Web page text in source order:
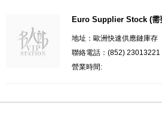
Euro Supplier Stock (需
地址：歐洲快速供應鏈庫存
聯絡電話：(852) 23013221
營業時間: